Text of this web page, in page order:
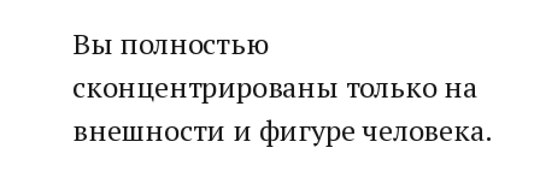
Вы полностью
сконцентрированы только на
внешности и фигуре человека.